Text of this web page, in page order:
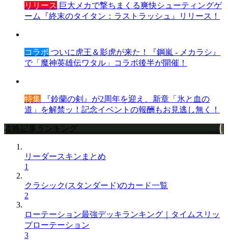
リリース 巨大メカで撃ちまくる爽快シューティングゲ
ーム『終末のタイタン：ラストラッシュ』リリース！
コラボ ついに虎王＆影虎が来た！『鋼嵐 - メカラシ』
で「魔神英雄伝ワタル」コラボ後半が開催！
特集 『鈴蘭の剣』が2周年を迎え、新章「氷と血の
道」を解禁ッ！記念イベントの報酬もお見逃し無く！
攻略記事ランキング
リーダースキンまとめ
1
クラシック(スタンダード)のカード一覧
2
ローテーション最強デッキランキング｜タイムスリッ
プローテーション
3